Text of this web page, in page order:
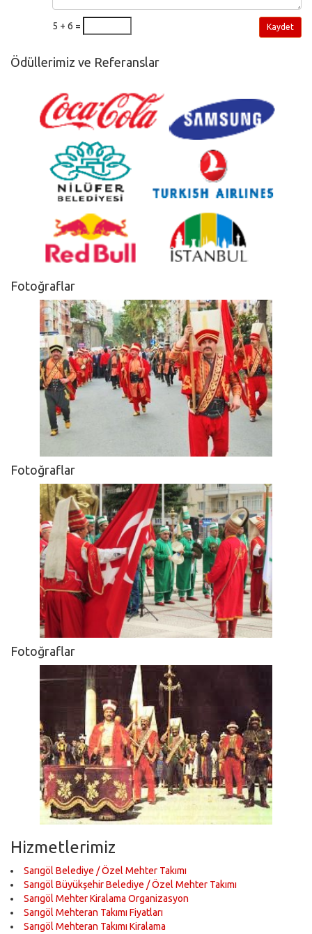
5 + 6 = Kaydet
Ödüllerimiz ve Referanslar
Fotoğraflar
Fotoğraflar
Fotoğraflar
Hizmetlerimiz
Sarıgöl Belediye / Özel Mehter Takımı
Sarıgöl Büyükşehir Belediye / Özel Mehter Takımı
Sarıgöl Mehter Kiralama Organizasyon
Sarıgöl Mehteran Takımı Fiyatları
Sarıgöl Mehteran Takımı Kiralama